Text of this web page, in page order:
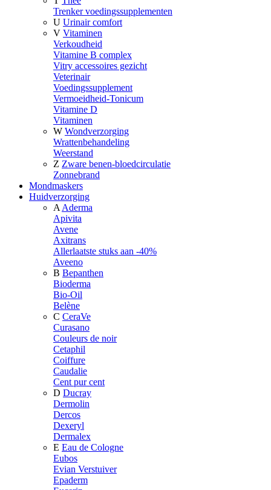
Trenker voedingssupplementen
U Urinair comfort
V Vitaminen
Verkoudheid
Vitamine B complex
Vitry accessoires gezicht
Veterinair
Voedingssupplement
Vermoeidheid-Tonicum
Vitamine D
Vitaminen
W Wondverzorging
Wrattenbehandeling
Weerstand
Z Zware benen-bloedcirculatie
Zonnebrand
Mondmaskers
Huidverzorging
A Aderma
Apivita
Avene
Axitrans
Allerlaatste stuks aan -40%
Aveeno
B Bepanthen
Bioderma
Bio-Oil
Belène
C CeraVe
Curasano
Couleurs de noir
Cetaphil
Coiffure
Caudalie
Cent pur cent
D Ducray
Dermolin
Dercos
Dexeryl
Dermalex
E Eau de Cologne
Eubos
Evian Verstuiver
Epaderm